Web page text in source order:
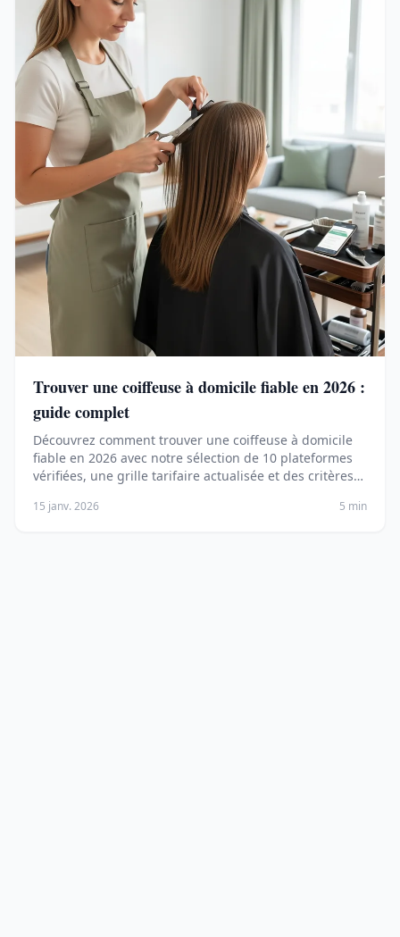
Trouver une coiffeuse à domicile fiable en 2026 :
guide complet
Découvrez comment trouver une coiffeuse à domicile
fiable en 2026 avec notre sélection de 10 plateformes
vérifiées, une grille tarifaire actualisée et des critères
15 janv. 2026 5 min